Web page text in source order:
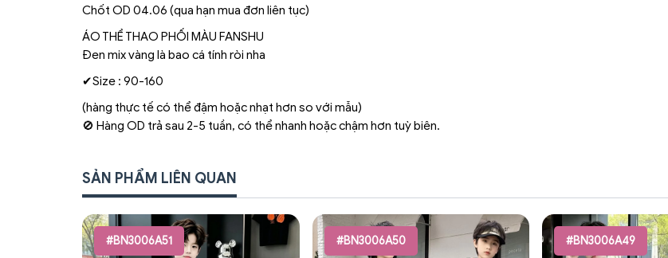
Chốt OD 04.06 (qua hạn mua đơn liên tục)
ÁO THỂ THAO PHỐI MÀU FANSHU
Đen mix vàng là bao cá tính ròi nha
✔Size : 90-160
(hàng thực tế có thể đậm hoặc nhạt hơn so với mẫu)
🚫 Hàng OD trả sau 2-5 tuần, có thể nhanh hoặc chậm hơn tuỳ biên.
SẢN PHẨM LIÊN QUAN
#BN3006A51 #BN3006A50 #BN3006A49